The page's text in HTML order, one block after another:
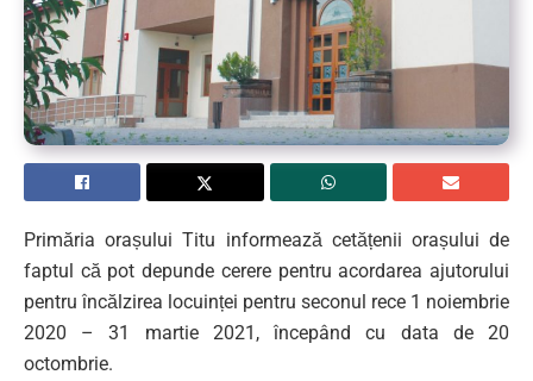
Primăria orașului Titu informează cetățenii orașului de
faptul că pot depunde cerere pentru acordarea ajutorului
pentru încălzirea locuinței pentru seconul rece 1 noiembrie
2020 – 31 martie 2021, începând cu data de 20
octombrie.